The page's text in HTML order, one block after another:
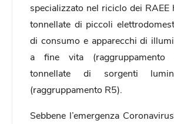
specializzato nel riciclo dei
tonnellate di piccoli
di consumo e apparecchi di
a fine vita
tonnellate di sorgenti
(raggruppamento R5).
Sebbene l’emergenza